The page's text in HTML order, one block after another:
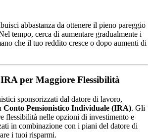
abbastanza da ottenere il pieno pareggio
tempo, cerca di aumentare gradualmente i
che il tuo reddito cresce o dopo aumenti di
per Maggiore Flessibilità
sponsorizzati dal datore di lavoro,
Conto Pensionistico Individuale (IRA). Gli
flessibilità nelle opzioni di investimento e
in combinazione con i piani del datore di
i tuoi risparmi.